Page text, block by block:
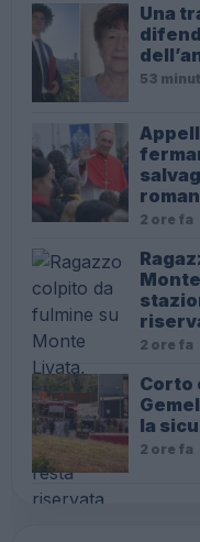
Una
53
2 ore fa
2 ore fa
Corto
la
2 ore fa